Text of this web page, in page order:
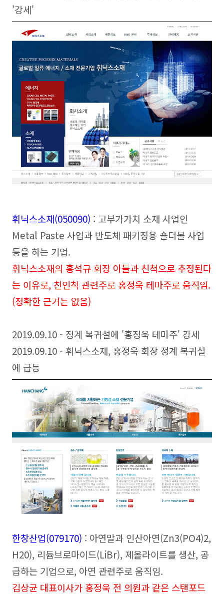
'강세'
휘닉스소재(050090) : 고부가가치 소재 사업인
Metal Paste 사업과 반도체 패키징용 숄더볼 사업
등을 하는 기업.
휘닉스소재의 홍석규 회장 아들과 친척으로 추정된다
는 이유로, 친인척 관련주로 홍정욱 테마주로 움직임.
(정확한 근거는 없음)
2019.09.10 - 정계 복귀설에 '홍정욱 테마주' 강세
2019.09.10 - 휘닉스소재, 홍정욱 회장 정계 복귀설
에 급등
한창산업(079170) : 아연말과 인산아연(Zn3(PO4)2,
H20), 리듐브로마이드(LiBr), 제올라이트를 생산, 공
급하는 기업으로, 아연 관련주로 움직임.
김상균 대표이사가 홍정욱 전 의원과 같은 스탠포드